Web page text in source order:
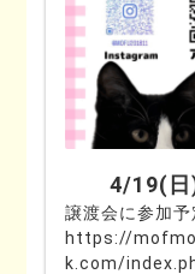
4/19(日
譲渡会に参加
https://
k.com/